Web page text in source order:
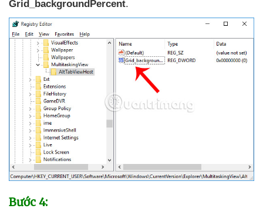
Grid_backgroundPercent.
Bước 4: